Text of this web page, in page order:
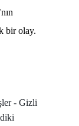
bir olay.
- Gizli